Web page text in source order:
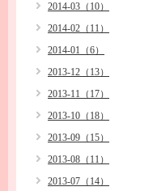
2014-03（10）
2014-02（11）
2014-01（6）
2013-12（13）
2013-11（17）
2013-10（18）
2013-09（15）
2013-08（11）
2013-07（14）